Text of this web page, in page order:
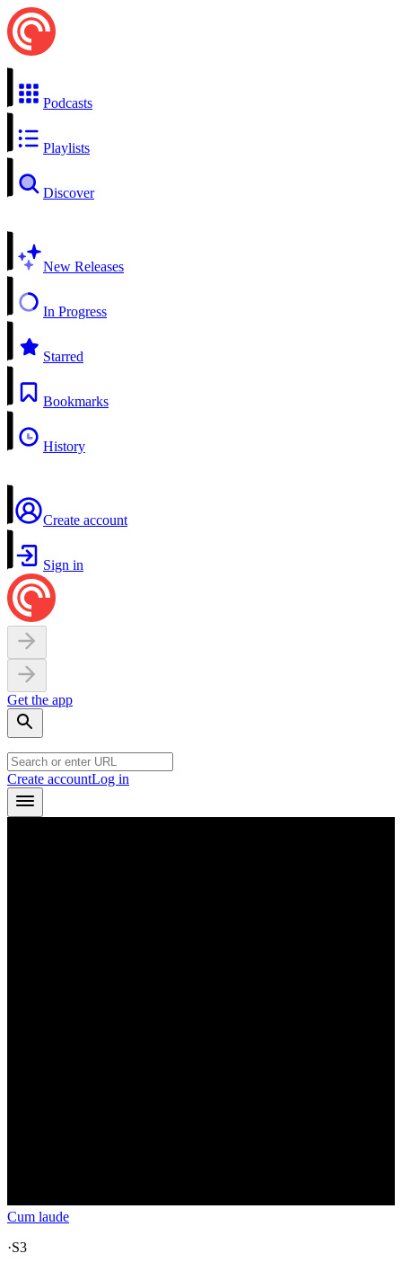
Podcasts
Playlists
Discover
New Releases
In Progress
Starred
Bookmarks
History
Create account
Sign in
Get the app
Create accountLog in
Cum laude
·S3